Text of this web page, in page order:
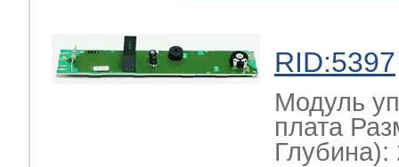
RID:5397
Модуль
плата
Глубина):